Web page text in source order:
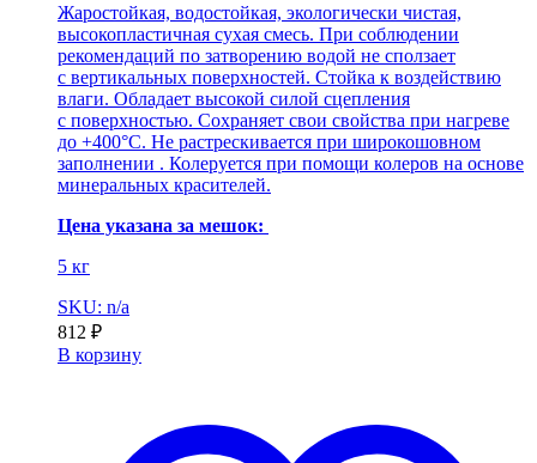
Жаростойкая, водостойкая, экологически чистая,
высокопластичная сухая смесь. При соблюдении
рекомендаций по затворению водой не сползает
с вертикальных поверхностей. Стойка к воздействию
влаги. Обладает высокой силой сцепления
с поверхностью. Сохраняет свои свойства при нагреве
до +400°С. Не растрескивается при широкошовном
заполнении . Колеруется при помощи колеров на основе
минеральных красителей.
Цена указана за мешок:
5 кг
SKU: n/a
812 ₽
В корзину